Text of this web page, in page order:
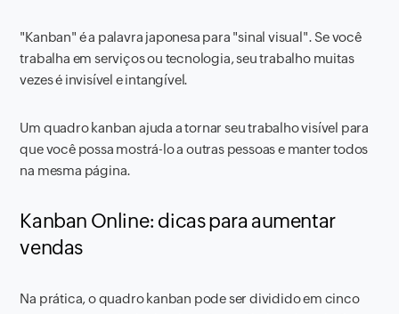
"Kanban" é a palavra japonesa para "sinal visual". Se você
trabalha em serviços ou tecnologia, seu trabalho muitas
vezes é invisível e intangível.
Um quadro kanban ajuda a tornar seu trabalho visível para
que você possa mostrá-lo a outras pessoas e manter todos
na mesma página.
Kanban Online: dicas para aumentar
vendas
Na prática, o quadro kanban pode ser dividido em cinco